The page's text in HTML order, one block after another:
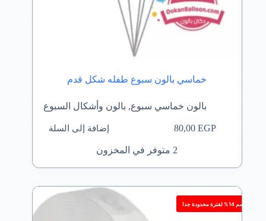
خماسي بالون سبوع طفله شكل قدم
بالون خماسي سبوع, بالون وأشكال السبوع
80,00EGP إضافة إلى السلة
2 متوفر في المخزون
خصم 14% لفترة محدودة جدا